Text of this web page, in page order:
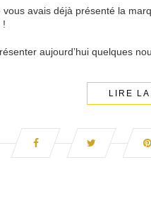
vous avais déjà présenté la
!
aujourd’hui quelques
LIRE